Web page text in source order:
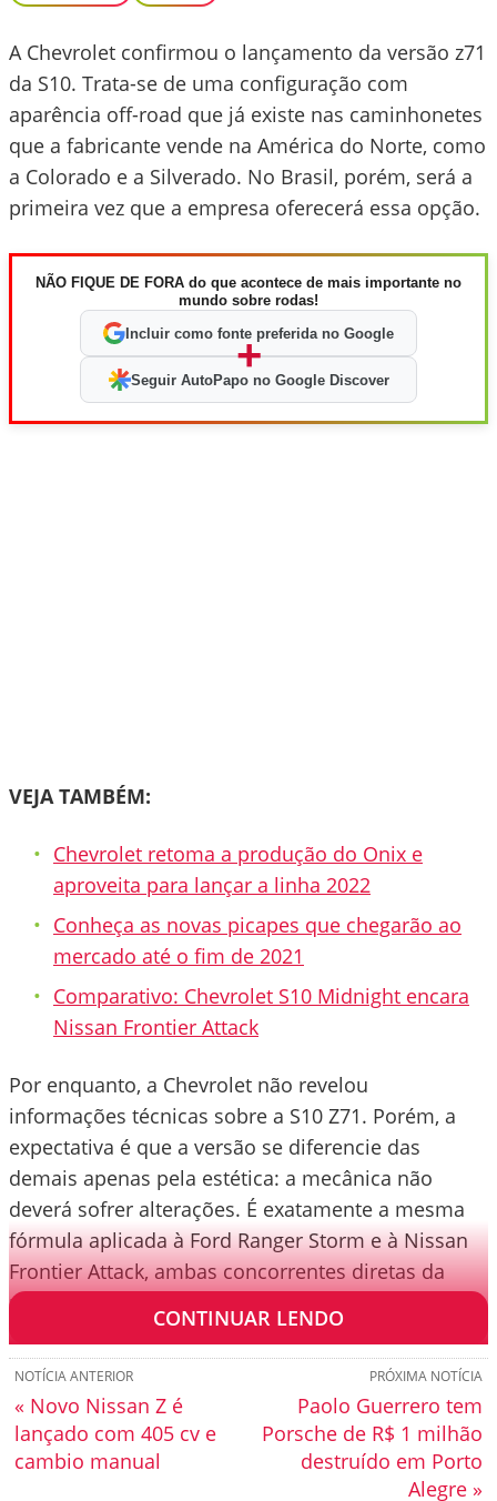
A Chevrolet confirmou o lançamento da versão z71
da S10. Trata-se de uma configuração com
aparência off-road que já existe nas caminhonetes
que a fabricante vende na América do Norte, como
a Colorado e a Silverado. No Brasil, porém, será a
primeira vez que a empresa oferecerá essa opção.
NÃO FIQUE DE FORA do que acontece de mais importante no
mundo sobre rodas!
Incluir como fonte preferida no Google
+
Seguir AutoPapo no Google Discover
VEJA TAMBÉM:
Chevrolet retoma a produção do Onix e
aproveita para lançar a linha 2022
Conheça as novas picapes que chegarão ao
mercado até o fim de 2021
Comparativo: Chevrolet S10 Midnight encara
Nissan Frontier Attack
Por enquanto, a Chevrolet não revelou
informações técnicas sobre a S10 Z71. Porém, a
expectativa é que a versão se diferencie das
demais apenas pela estética: a mecânica não
deverá sofrer alterações. É exatamente a mesma
fórmula aplicada à Ford Ranger Storm e à Nissan
Frontier Attack, ambas concorrentes diretas da
picape da GM.
CONTINUAR LENDO
PRÓXIMA NOTÍCIA
Paolo Guerrero tem
Porsche de R$ 1 milhão
destruído em Porto
Alegre »
NOTÍCIA ANTERIOR
« Novo Nissan Z é
lançado com 405 cv e
cambio manual